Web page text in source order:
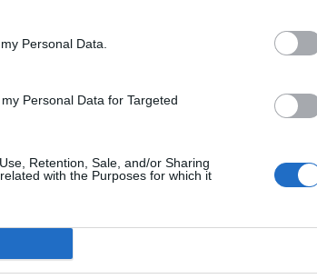
Personal Data.
Personal Data for Targeted
Retention, Sale, and/or Sharing
with the Purposes for which it